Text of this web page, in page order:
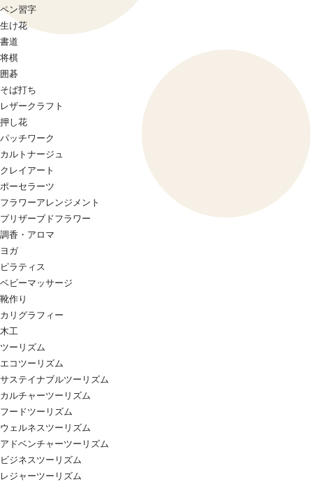
ペン習字
生け花
書道
将棋
囲碁
そば打ち
レザークラフト
押し花
パッチワーク
カルトナージュ
クレイアート
ポーセラーツ
フラワーアレンジメント
プリザーブドフラワー
調香・アロマ
ヨガ
ピラティス
ベビーマッサージ
靴作り
カリグラフィー
木工
ツーリズム
エコツーリズム
サステイナブルツーリズム
カルチャーツーリズム
フードツーリズム
ウェルネスツーリズム
アドベンチャーツーリズム
ビジネスツーリズム
レジャーツーリズム